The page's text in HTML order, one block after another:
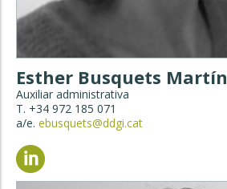
Esther Busquets Martín
Auxiliar administrativa
T. +34 972 185 071
a/e. ebusquets@ddgi.cat